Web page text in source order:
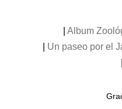
Album
Un paseo por el